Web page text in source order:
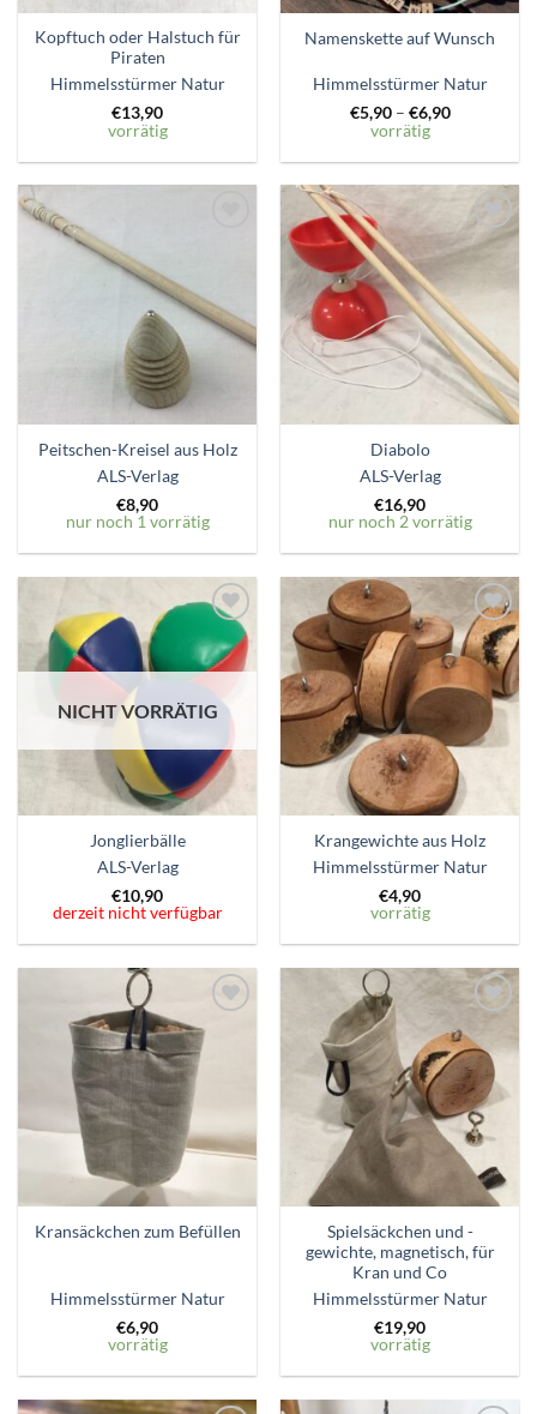
Kopftuch oder Halstuch für
Piraten
Himmelsstürmer Natur
€13,90
vorrätig
Namenskette auf Wunsch
Himmelsstürmer Natur
€5,90– €6,90
vorrätig
hinzufügen
Peitschen-Kreisel aus Holz
ALS-Verlag
€8,90
nur noch 1 vorrätig
Zum
Wunschzettel
hinzufügen
Diabolo
ALS-Verlag
€16,90
nur noch 2 vorrätig
Zum
Wunschzettel
hinzufügen
NICHT VORRÄTIG
Jonglierbälle
ALS-Verlag
€10,90
derzeit nicht verfügbar
Zum
Wunschzettel
hinzufügen
Krangewichte aus Holz
Himmelsstürmer Natur
€4,90
vorrätig
Zum
Wunschzettel
hinzufügen
Kransäckchen zum Befüllen
Himmelsstürmer Natur
€6,90
vorrätig
Zum
Wunschzettel
hinzufügen
Spielsäckchen und -
gewichte, magnetisch, für
Kran und Co
Himmelsstürmer Natur
€19,90
vorrätig